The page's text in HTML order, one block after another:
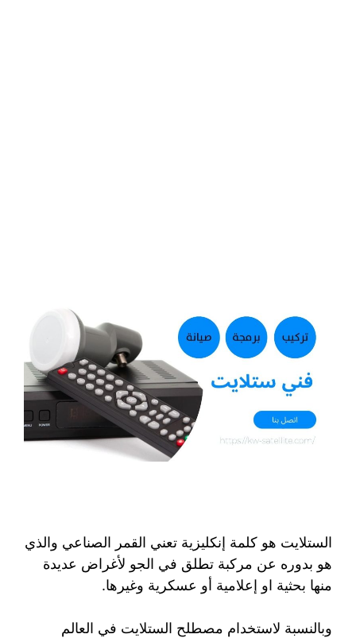
الستلايت هو كلمة إنكليزية تعني القمر الصناعي والذي
هو بدوره عن مركبة تطلق في الجو لأغراض عديدة
منها بحثية او إعلامية أو عسكرية وغيرها.
وبالنسبة لاستخدام مصطلح الستلايت في العالم